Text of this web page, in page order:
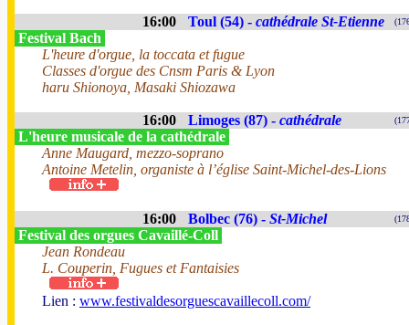
16:00 Toul (54) - cathédrale St-Etienne
Festival Bach
L'heure d'orgue, la toccata et fugue
Classes d'orgue des Cnsm Paris & Lyon
haru Shionoya, Masaki Shiozawa
16:00 Limoges (87) - cathédrale
L'heure musicale de la cathédrale
Anne Maugard, mezzo-soprano
Antoine Metelin, organiste à l’église Saint-Michel-des-Lions
16:00 Bolbec (76) - St-Michel
Festival des orgues Cavaillé-Coll
Jean Rondeau
L. Couperin, Fugues et Fantaisies
Lien : www.festivaldesorguescavaillecoll.com/